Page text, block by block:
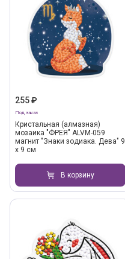
255 ₽
Под заказ
Кристальная (алмазная)
мозаика "ФРЕЯ" ALVM-059
магнит "Знаки зодиака. Дева" 9
х 9 см
В корзину